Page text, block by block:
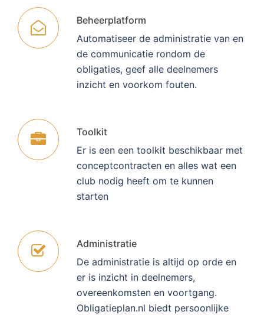
Beheerplatform
Automatiseer de administratie van en
de communicatie rondom de
obligaties, geef alle deelnemers
inzicht en voorkom fouten.
Toolkit
Er is een een toolkit beschikbaar met
conceptcontracten en alles wat een
club nodig heeft om te kunnen
starten
Administratie
De administratie is altijd op orde en
er is inzicht in deelnemers,
overeenkomsten en voortgang.
Obligatieplan.nl biedt persoonlijke